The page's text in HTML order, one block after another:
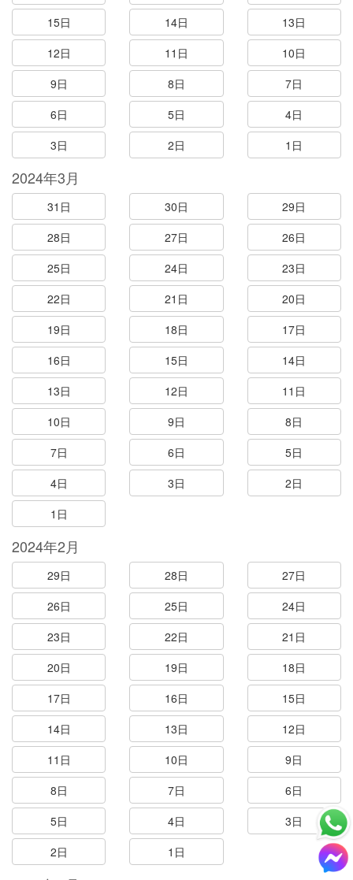
15日
14日
13日
12日
11日
10日
9日
8日
7日
6日
5日
4日
3日
2日 1日
2024年3月
31日 30日
29日
28日
27日
26日
25日
24日
23日
22日
21日
20日
19日
18日
17日
16日
15日
14日
13日
12日
11日
10日
9日
8日
7日
6日
5日
4日
3日
2日
1日
2024年2月
29日 28日
27日
26日
25日
24日
23日
22日
21日
20日
19日
18日
17日
16日
15日
14日
13日
12日
11日
10日
9日
8日
7日
6日
5日
4日
3日
2日
1日